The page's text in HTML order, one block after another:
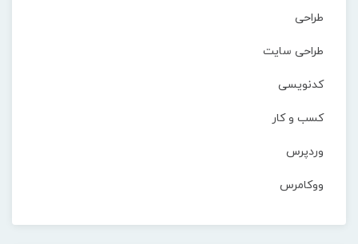
طراحی
طراحی سایت
کدنویسی
کسب و کار
وردپرس
ووکامرس